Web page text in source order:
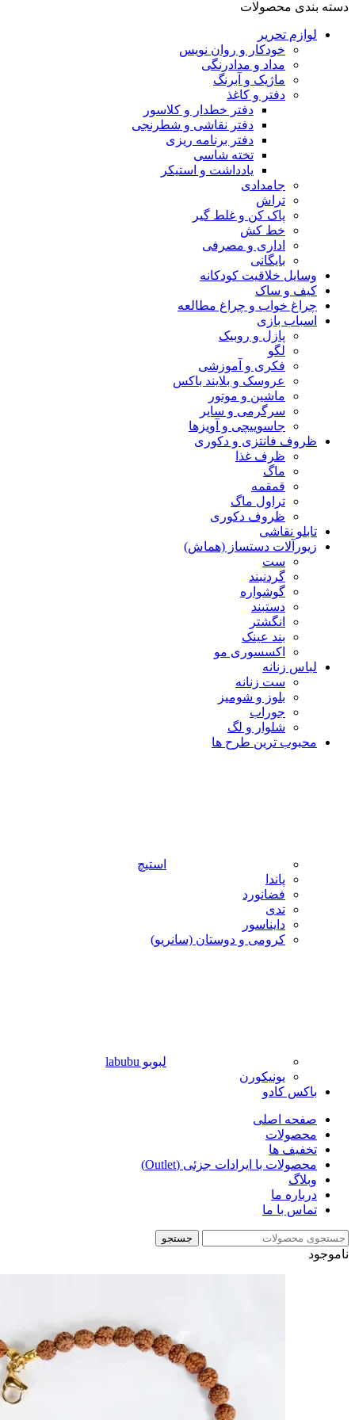
دسته بندی محصولات
لوازم تحریر
خودکار و روان نویس
مداد و مدادرنگی
ماژیک و آبرنگ
دفتر و کاغذ
دفتر خطدار و کلاسور
دفتر نقاشی و شطرنجی
دفتر برنامه ریزی
تخته شاسی
یادداشت و استیکر
جامدادی
تراش
پاک کن و غلط گیر
خط کش
اداری و مصرفی
بایگانی
وسایل خلاقیت کودکانه
کیف و ساک
چراغ خواب و چراغ مطالعه
اسباب بازی
پازل و روبیک
لگو
فکری و آموزشی
عروسک و بلایند باکس
ماشین و موتور
سرگرمی و سایر
جاسوییچی و آویزها
ظروف فانتزی و دکوری
ظرف غذا
ماگ
قمقمه
تراول ماگ
ظروف دکوری
تابلو نقاشی
زیورآلات دستساز (هماش)
ست
گردنبند
گوشواره
دستبند
انگشتر
بند عینک
اکسسوری مو
لباس زنانه
ست زنانه
بلوز و شومیز
جوراب
شلوار و لگ
محبوب ترین طرح ها
استیچ
پاندا
فضانورد
تدی
دایناسور
کرومی و دوستان (سانریو)
لبوبو labubu
یونیکورن
باکس کادو
صفحه اصلی
محصولات
تخفیف ها
محصولات با ایرادات جزئی (Outlet)
وبلاگ
درباره ما
تماس با ما
جستجو
ناموجود